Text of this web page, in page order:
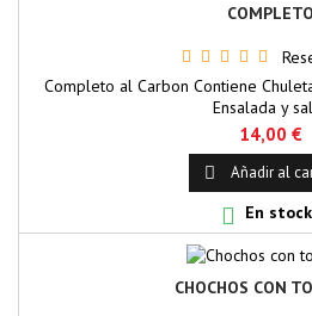
COMPLETO
Completo al Carbon Contiene
Ensalada y
14,00 €
 Añadir al
 En stock
CHOCHOS CON